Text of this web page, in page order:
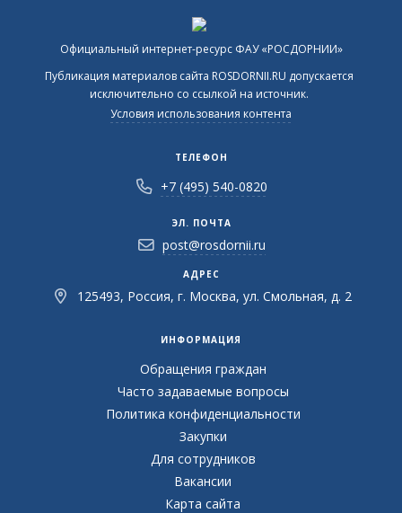
Официальный интернет-ресурс ФАУ «РОСДОРНИИ»
Публикация материалов сайта ROSDORNII.RU допускается
исключительно со ссылкой на источник.
Условия использования контента
ТЕЛЕФОН
+7 (495) 540-0820
ЭЛ. ПОЧТА
post@rosdornii.ru
АДРЕС
125493, Россия, г. Москва, ул. Смольная, д. 2
ИНФОРМАЦИЯ
Обращения граждан
Часто задаваемые вопросы
Политика конфиденциальности
Закупки
Для сотрудников
Вакансии
Карта сайта